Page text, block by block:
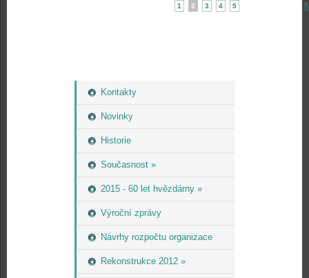
Kontakty
Novinky
Historie
Současnost »
2015 - 60 let hvězdárny »
Výroční zprávy
Návrhy rozpočtu organizace
Rekonstrukce 2012 »
1 2 3 4 5